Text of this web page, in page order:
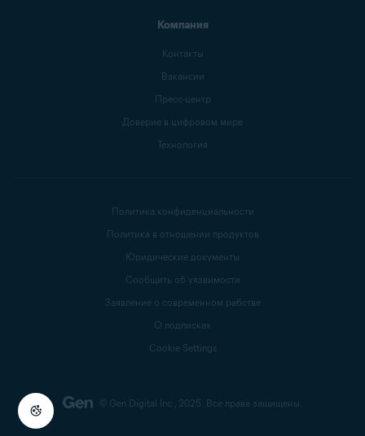
Компания
Контакты
Вакансии
Пресс-центр
Доверие в цифровом мире
Технология
© Gen Digital Inc., 2025. Все права защищены.
Политика конфиденциальности
Политика в отношении продуктов
Юридические документы
Сообщить об уязвимости
Заявление о современном рабстве
О подписках
Cookie Settings